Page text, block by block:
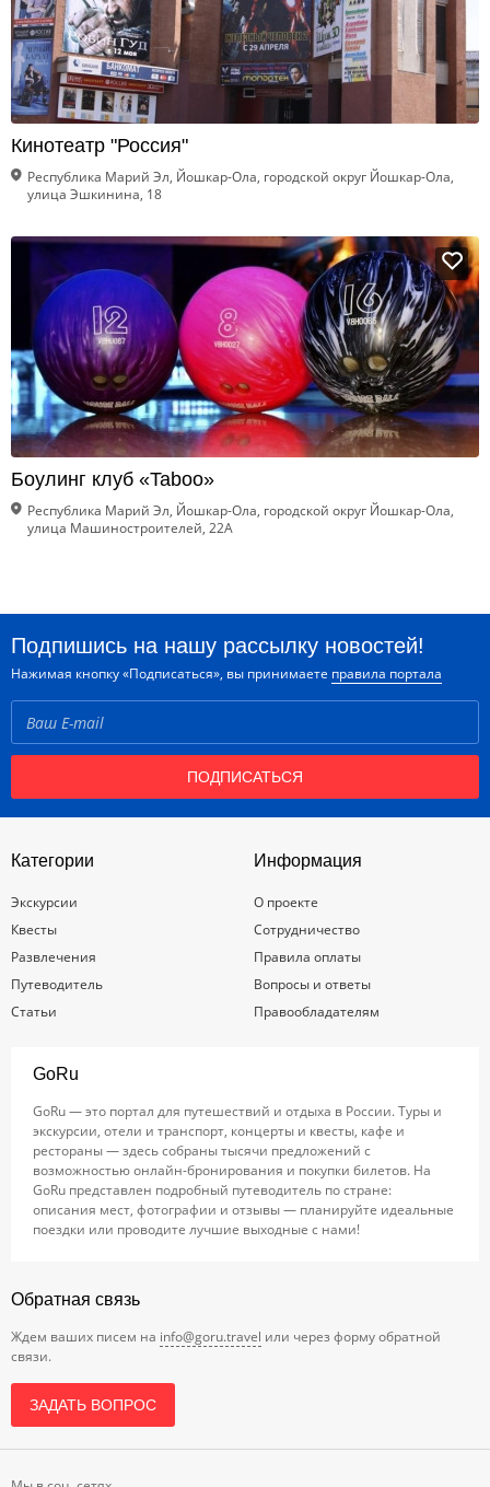
Кинотеатр "Россия"
Республика Марий Эл, Йошкар-Ола, городской округ Йошкар-Ола,
улица Эшкинина, 18
Боулинг клуб «Taboo»
Республика Марий Эл, Йошкар-Ола, городской округ Йошкар-Ола,
улица Машиностроителей, 22А
Подпишись на нашу рассылку новостей!
Нажимая кнопку «Подписаться», вы принимаете правила портала
ПОДПИСАТЬСЯ
Категории
Экскурсии
Квесты
Развлечения
Путеводитель
Статьи
Информация
О проекте
Сотрудничество
Правила оплаты
Вопросы и ответы
Правообладателям
GoRu
GoRu — это портал для путешествий и отдыха в России. Туры и
экскурсии, отели и транспорт, концерты и квесты, кафе и
рестораны — здесь собраны тысячи предложений с
возможностью онлайн-бронирования и покупки билетов. На
GoRu представлен подробный путеводитель по стране:
описания мест, фотографии и отзывы — планируйте идеальные
поездки или проводите лучшие выходные с нами!
Обратная связь
Ждем ваших писем на info@goru.travel или через форму обратной
связи.
ЗАДАТЬ ВОПРОС